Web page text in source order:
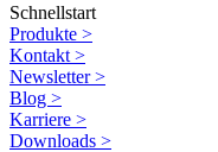
Schnellstart
Produkte >
Kontakt >
Newsletter>
Blog >
Karriere >
Downloads >